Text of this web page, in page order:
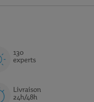
130
experts
Livraison
24h/48h